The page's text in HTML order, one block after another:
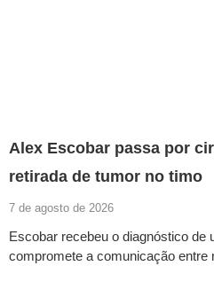
Alex Escobar passa por
retirada de tumor no timo
7 de agosto de 2026
Escobar recebeu o diagnóstico de
compromete a comunicação